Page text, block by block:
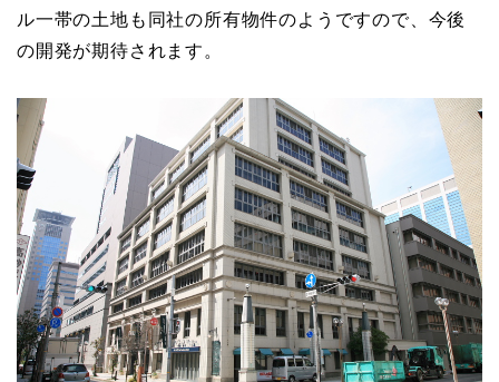
ル一帯の土地も同社の所有物件のようですので、今後
の開発が期待されます。